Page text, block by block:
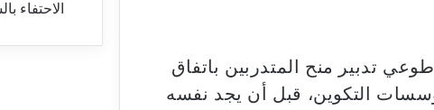
2017، تولى بشكل طوعي تدبير منح المتدربين باتفاق
التكوين، قبل أن يجد نفسه
الاحتفاء